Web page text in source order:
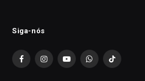
Siga-nós
FacebookInstagramYouTubeWhatsAppTikTok